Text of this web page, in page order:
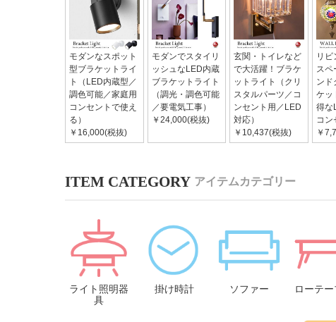
モダンなスポット
型ブラケットライ
ト（LED内蔵型／
調色可能／家庭用
コンセントで使え
る）
￥16,000(税抜)
モダンでスタイリ
ッシュなLED内蔵
ブラケットライト
（調光・調色可能
／要電気工事）
￥24,000(税抜)
玄関・トイレなど
で大活躍！ブラケ
ットライト（クリ
スタルパーツ／コ
ンセント用／LED
対応）
￥10,437(税抜)
リビ
スペ
ンド
ケッ
得な
コン
￥
アイテムカテゴリー
ライト照明器
具
掛け時計 ソファー ローテ